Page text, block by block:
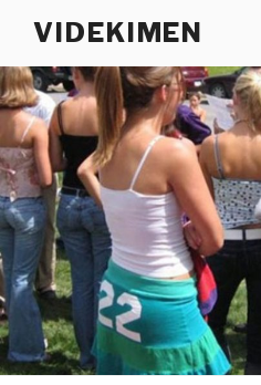
VIDEKIMEN